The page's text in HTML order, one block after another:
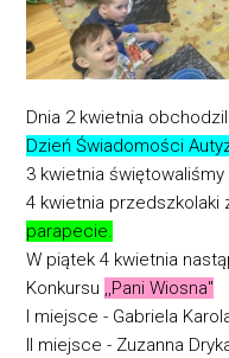
Dnia 2 kwietnia
Dzień Świadomości
3 kwietnia świętowaliśmy
4 kwietnia przedszkolaki
parapecie.
W piątek 4 kwietnia
Konkursu ,,Pani Wiosna"
I miejsce - Gabriela
II miejsce - Zuzanna